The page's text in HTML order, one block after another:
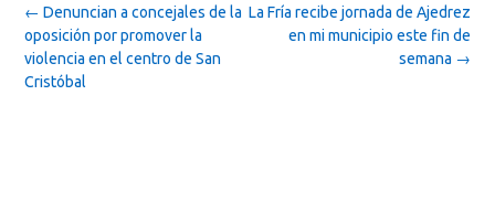
Post
navigation
La Fría recibe jornada de Ajedrez
en mi municipio este fin de
semana →
← Denuncian a concejales de la
oposición por promover la
violencia en el centro de San
Cristóbal